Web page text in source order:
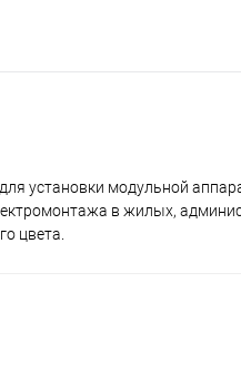
установки модульной
в жилых,
цвета.